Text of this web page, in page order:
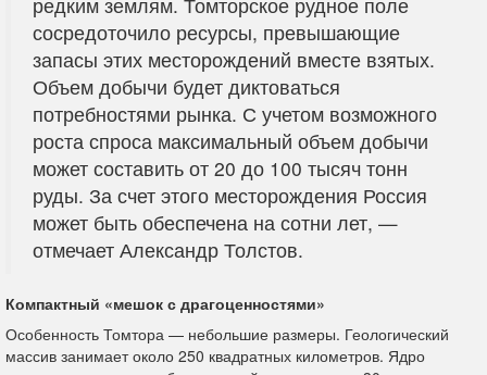
сосредоточило ресурсы, превышающие
запасы этих месторождений вместе взятых.
Объем добычи будет диктоваться
потребностями рынка. С учетом возможного
роста спроса максимальный объем добычи
может составить от 20 до 100 тысяч тонн
руды. За счет этого месторождения Россия
может быть обеспечена на сотни лет, —
отмечает Александр Толстов.
Компактный «мешок с драгоценностями»
Особенность Томтора — небольшие размеры. Геологический
массив занимает около 250 квадратных километров. Ядро